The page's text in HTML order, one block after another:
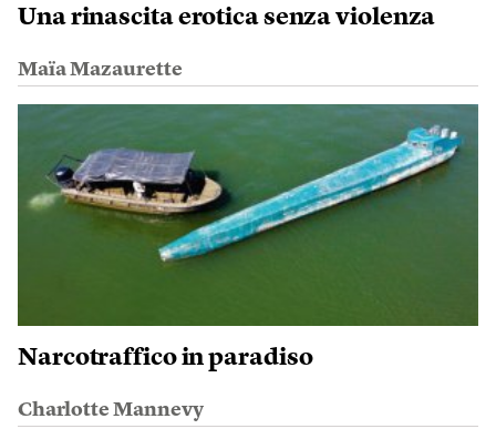
Una rinascita erotica senza violenza
Maïa Mazaurette
Narcotraffico in paradiso
Charlotte Mannevy